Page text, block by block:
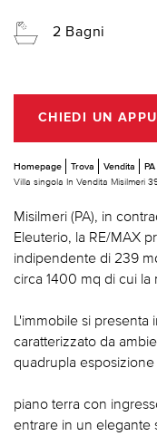
2 Bagni
CHIEDI UN
Homepage Trova Vendita PA
Villa singola In Vendita Misilmeri
Misilmeri (PA), in
Eleuterio, la RE/MAX
indipendente di 239
circa 1400 mq di cui la
L'immobile si presenta
caratterizzato da
quadrupla
piano terra con
entrare in un elegante